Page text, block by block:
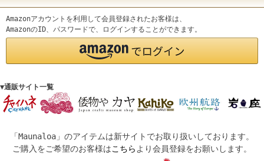
Amazonアカウントを利用して会員登録されたお客様は、
AmazonのID、パスワードで、ログインすることができます。
▼通販サイト一覧
「Maunaloa」のアイテムは新サイトでお取り扱いしております。
ご購入をご希望のお客様はこちら より会員登録をお願いします。